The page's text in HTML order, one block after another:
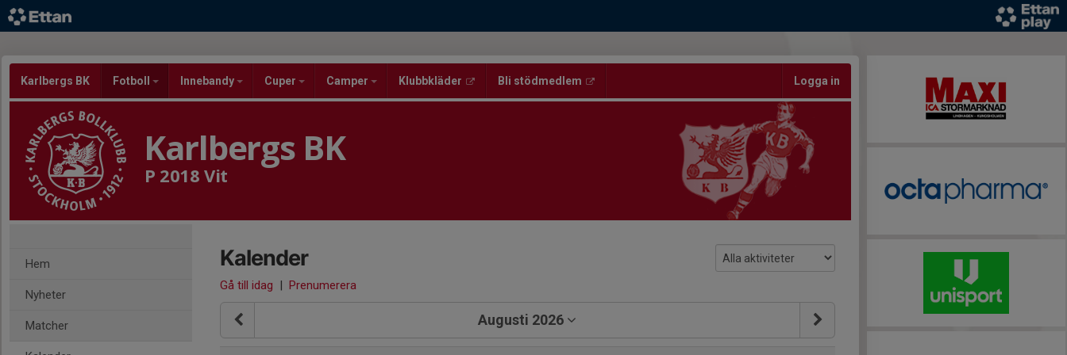
Karlbergs BK Fotboll Innebandy Cuper Camper Klubbkläder Bli stödmedlem Logga in
Karlbergs BK
P 2018 Vit
Hem
Nyheter
Matcher
Kalender
Gå till idag | Prenumerera
Augusti 2026